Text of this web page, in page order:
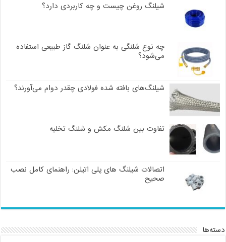
شیلنگ روغن چیست و چه کاربردی دارد؟
چه نوع شلنگی به عنوان شلنگ گاز طبیعی استفاده
می‌شود؟
شیلنگ‌های بافته شده فولادی چقدر دوام می‌آورند؟
تفاوت بین شلنگ مکش و شلنگ تخلیه
اتصالات شیلنگ های پلی اتیلن: راهنمای کامل نصب
صحیح
دسته‌ها